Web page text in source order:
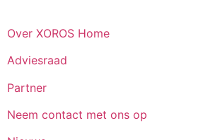
Over XOROS Home
Adviesraad
Partner
Neem contact met ons op